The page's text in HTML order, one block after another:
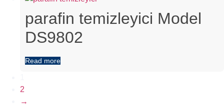
parafin temizleyici Model
DS9802
Read more
2
→